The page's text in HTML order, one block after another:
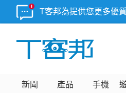
T客邦為提供您更多優
新聞 產品 手機